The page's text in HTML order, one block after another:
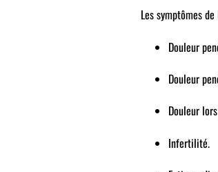
Les symptômes
Douleur
Douleur
Douleur
Infertilité.